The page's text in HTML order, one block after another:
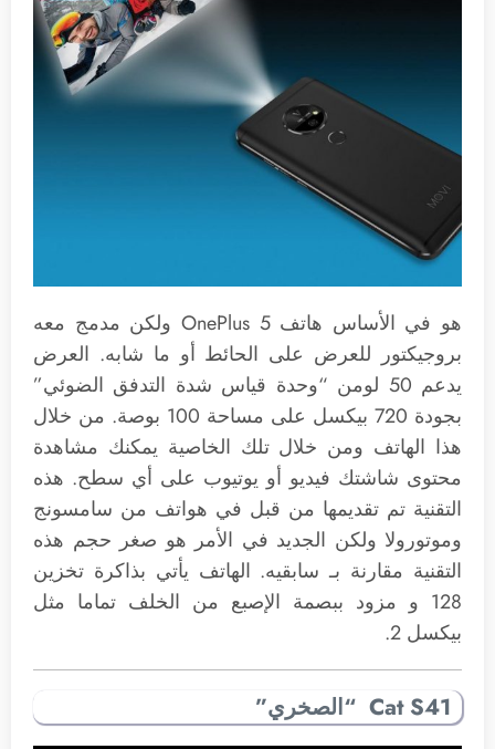
هو في الأساس هاتف OnePlus 5 ولكن مدمج معه
بروجيكتور للعرض على الحائط أو ما شابه. العرض
يدعم 50 لومن “وحدة قياس شدة التدفق الضوئي”
بجودة 720 بيكسل على مساحة 100 بوصة. من خلال
هذا الهاتف ومن خلال تلك الخاصية يمكنك مشاهدة
محتوى شاشتك فيديو أو يوتيوب على أي سطح. هذه
التقنية تم تقديمها من قبل في هواتف من سامسونج
وموتورولا ولكن الجديد في الأمر هو صغر حجم هذه
التقنية مقارنة بـ سابقيه. الهاتف يأتي بذاكرة تخزين
128 و مزود ببصمة الإصبع من الخلف تماما مثل
بيكسل 2.
Cat S41 “الصخري”